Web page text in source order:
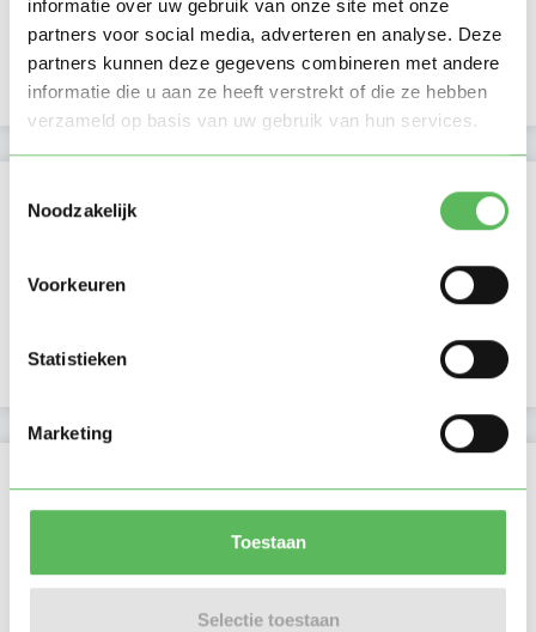
informatie over uw gebruik van onze site met onze
partners voor social media, adverteren en analyse. Deze
partners kunnen deze gegevens combineren met andere
informatie die u aan ze heeft verstrekt of die ze hebben
verzameld op basis van uw gebruik van hun services.
Noodzakelijk
Voorkeuren
Statistieken
Marketing
Toestaan
Selectie toestaan
NIEUW
02-10-2025
Profiel bijgewerkt 02-10-2025
Telefoonnummer is geverifieerd